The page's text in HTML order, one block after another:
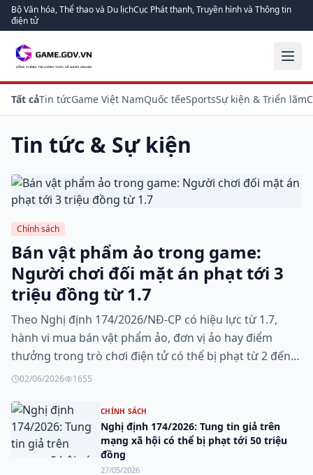
Bộ Văn hóa, Thể thao và Du lịchCục Phát thanh, Truyền hình và Thông tin
điện tử
Tất cảTin tứcGame Việt NamQuốc tếeSportsSự kiện & Triển lãm
Tin tức & Sự kiện
Chính sách
Bán vật phẩm ảo trong game:
Người chơi đối mặt án phạt tới 3
triệu đồng từ 1.7
Theo Nghị định 174/2026/NĐ-CP có hiệu lực từ 1.7,
hành vi mua bán vật phẩm ảo, đơn vị ảo hay điểm
thưởng trong trò chơi điện tử có thể bị phạt từ 2 đến 3
triệu đồng.
02/06/2026 1655
CHÍNH SÁCH
Nghị định 174/2026: Tung tin giả trên
mạng xã hội có thể bị phạt tới 50 triệu
đồng
27/05/2026